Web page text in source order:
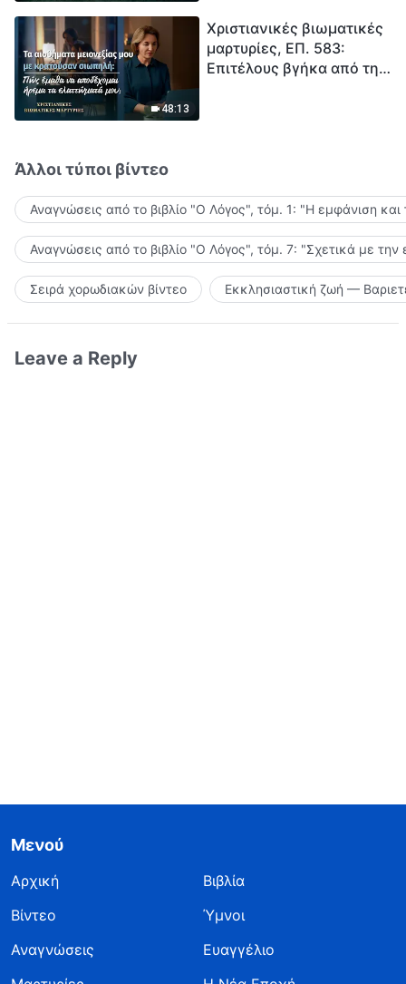
48:13
Χριστιανικές βιωματικές
μαρτυρίες, ΕΠ. 583:
Επιτέλους βγήκα από τη
Άλλοι τύποι βίντεο
Αναγνώσεις από το βιβλίο "Ο Λόγος", τόμ. 1: "Η εμφάνιση
Αναγνώσεις από το βιβλίο "Ο Λόγος", τόμ. 7: "Σχετικά με την
Σειρά χορωδιακών βίντεο Εκκλησιαστική ζωή —
Leave a Reply
Μενού
Αρχική
Βιβλία
Βίντεο
Ύμνοι
Αναγνώσεις
Ευαγγέλιο